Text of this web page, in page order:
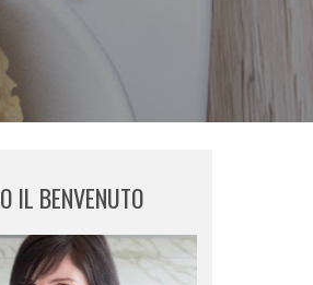
IL BENVENUTO